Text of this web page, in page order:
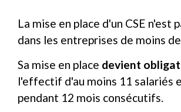
La mise en place d'un CSE n'est
dans les entreprises de moins
Sa mise en place devient
l'effectif d'au moins 11 salariés
pendant 12 mois consécutifs.